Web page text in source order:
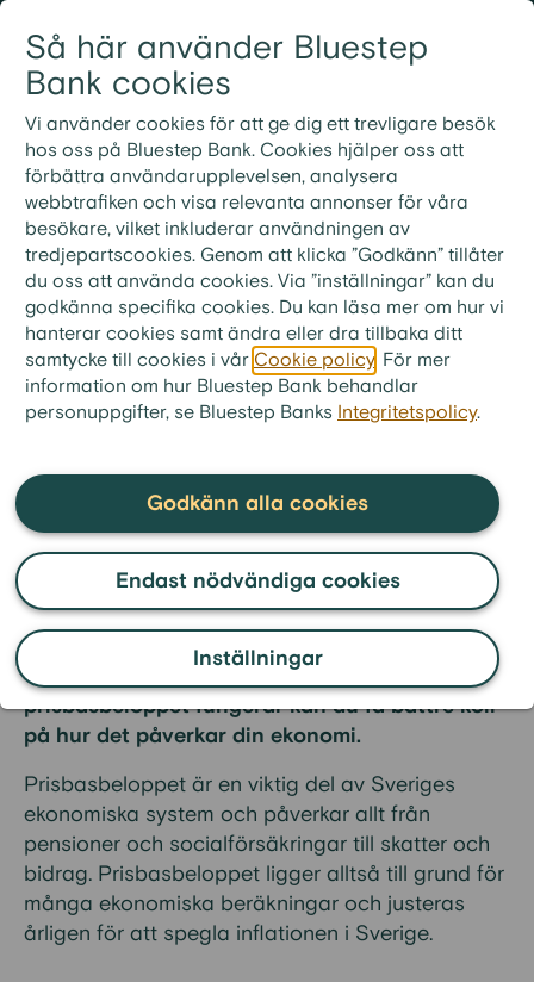
Så här använder Bluestep
Bank cookies
Vi använder cookies för att ge dig ett trevligare besök
hos oss på Bluestep Bank. Cookies hjälper oss att
förbättra användarupplevelsen, analysera
webbtrafiken och visa relevanta annonser för våra
besökare, vilket inkluderar användningen av
tredjepartscookies. Genom att klicka ”Godkänn” tillåter
du oss att använda cookies. Via ”inställningar” kan du
godkänna specifika cookies. Du kan läsa mer om hur vi
hanterar cookies samt ändra eller dra tillbaka ditt
samtycke till cookies i vår Cookie policy . För mer
information om hur Bluestep Bank behandlar
personuppgifter, se Bluestep Banks Integritetspolicy.
Inställningar
Endast nödvändiga cookies
Godkänn alla cookies
Meny
bluestep.se Ekonomitips Artiklar
Prisbasbelopp 2025
Vad är ett prisbasbelopp och hur påverkar det
din ekonomi? Här går vi igenom vad ett
prisbasbelopp innebär, det aktuella beloppet
för år 2025 och hur det kan påverka din
privatekonomi. Genom att förstå hur
prisbasbeloppet fungerar kan du få bättre koll
på hur det påverkar din ekonomi.
Prisbasbeloppet är en viktig del av Sveriges
ekonomiska system och påverkar allt från
pensioner och socialförsäkringar till skatter och
bidrag. Prisbasbeloppet ligger alltså till grund för
många ekonomiska beräkningar och justeras
årligen för att spegla inflationen i Sverige.